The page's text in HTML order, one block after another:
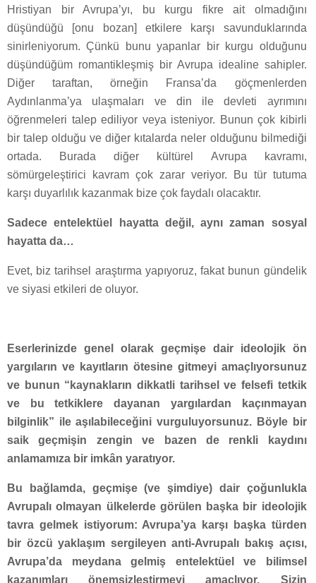
Hristiyan bir Avrupa’yı, bu kurgu fikre ait olmadığını
düşündüğü [onu bozan] etkilere karşı savunduklarında
sinirleniyorum. Çünkü bunu yapanlar bir kurgu olduğunu
düşündüğüm romantikleşmiş bir Avrupa idealine sahipler.
Diğer taraftan, örneğin Fransa’da göçmenlerden
Aydınlanma’ya ulaşmaları ve din ile devleti ayrımını
öğrenmeleri talep ediliyor veya isteniyor. Bunun çok kibirli
bir talep olduğu ve diğer kıtalarda neler olduğunu bilmediği
ortada. Burada diğer kültürel Avrupa kavramı,
sömürgeleştirici kavram çok zarar veriyor. Bu tür tutuma
karşı duyarlılık kazanmak bize çok faydalı olacaktır.
Sadece entelektüel hayatta değil, aynı zaman sosyal
hayatta da…
Evet, biz tarihsel araştırma yapıyoruz, fakat bunun gündelik
ve siyasi etkileri de oluyor.
Eserlerinizde genel olarak geçmişe dair ideolojik ön
yargıların ve kayıtların ötesine gitmeyi amaçlıyorsunuz
ve bunun “kaynakların dikkatli tarihsel ve felsefi tetkik
ve bu tetkiklere dayanan yargılardan kaçınmayan
bilginlik” ile aşılabileceğini vurguluyorsunuz. Böyle bir
saik geçmişin zengin ve bazen de renkli kaydını
anlamamıza bir imkân yaratıyor.
Bu bağlamda, geçmişe (ve şimdiye) dair çoğunlukla
Avrupalı olmayan ülkelerde görülen başka bir ideolojik
tavra gelmek istiyorum: Avrupa’ya karşı başka türden
bir özcü yaklaşım sergileyen anti-Avrupalı bakış açısı,
Avrupa’da meydana gelmiş entelektüel ve bilimsel
kazanımları önemsizleştirmeyi amaçlıyor. Sizin